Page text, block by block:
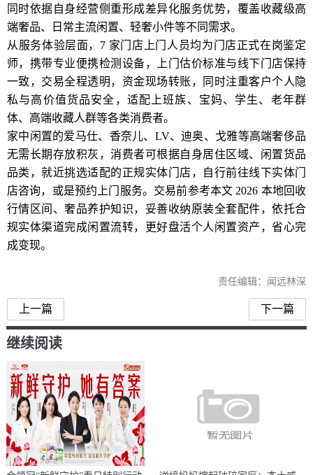
同时依据自身经营侧重形成差异化服务优势，覆盖收藏级高
端奢品、日常主流闲置、轻奢小件等不同需求。
从服务体验层面，7 家门店上门人员均为门店正式在岗鉴定
师，携带专业便携检测设备，上门估价标准与线下门店保持
一致，交易全程透明，资金现场转账，同时注重客户个人隐
私与高价值货品安全，适配上班族、宝妈、学生、老年群
体、高端收藏人群等各类消费者。
家中闲置的爱马仕、香奈儿、LV、迪奥、戈雅等高端奢侈品
无需长期存放积灰，消费者可根据自身居住区域、闲置货品
品类，就近挑选适配的正规实体门店，自行前往线下实体门
店咨询，或是预约上门服务。交易前参考本文 2026 本地回收
行情区间、奢品养护知识，妥善收纳原装全套配件，依托合
规实体渠道完成闲置流转，更好盘活个人闲置资产，省心完
成变现。
责任编辑：闻远林深
上一篇 下一篇
继续阅读